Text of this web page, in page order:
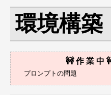
環境構